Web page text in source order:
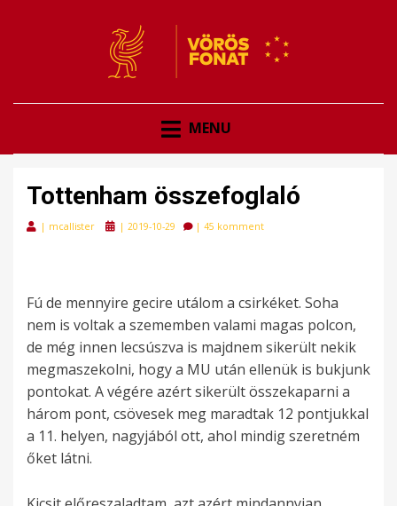
VÖRÖS FONAT
MENU
Tottenham összefoglaló
| mcallister
Posted
| 2019-10-29 | 45 komment
Fú de mennyire gecire utálom a csirkéket. Soha
nem is voltak a szememben valami magas polcon,
de még innen lecsúszva is majdnem sikerült nekik
megmaszekolni, hogy a MU után ellenük is bukjunk
pontokat. A végére azért sikerült összekaparni a
három pont, csövesek meg maradtak 12 pontjukkal
a 11. helyen, nagyjából ott, ahol mindig szeretném
őket látni.